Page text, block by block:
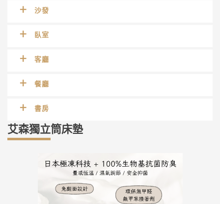
沙發
臥室
客廳
餐廳
書房
艾森獨立筒床墊